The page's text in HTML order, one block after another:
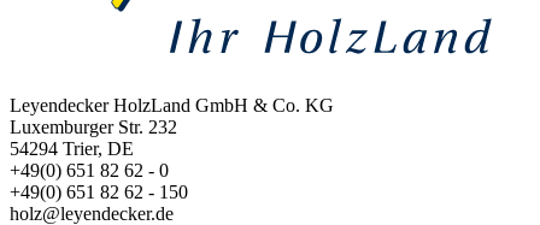
Leyendecker HolzLand GmbH & Co. KG
Luxemburger Str. 232
54294 Trier, DE
+49(0) 651 82 62 - 0
+49(0) 651 82 62 - 150
holz@leyendecker.de